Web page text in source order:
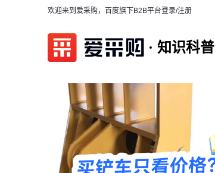
欢迎来到爱采购，百度旗下B2B平台登录/注册
知识科普